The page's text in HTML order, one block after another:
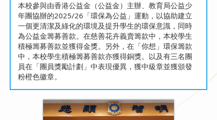
本校參與由香港公益金（公益金）主辦、教育局公益少
年團協辦的2025/26「環保為公益」運動，以協助建立
一個更清潔及綠化的環境及提升學生的環保意識，同時
為公益金籌募善款。在慈善花卉義賣籌款中，本校學生
積極籌募善款並獲得金獎。另外，在「你想」環保籌款
中，本校學生積極籌募善款亦獲得銅獎。以及有三名團
員在「團員獎勵計劃」中表現優異，獲中級章並獲頒發
粉橙色徽章。